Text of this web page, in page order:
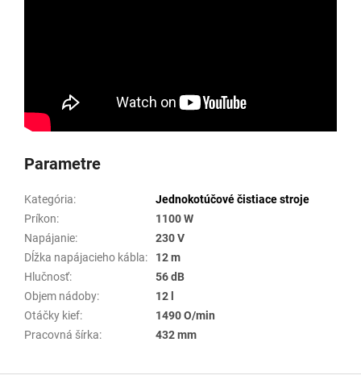
Parametre
Kategória:
Jednokotúčové čistiace stroje
Príkon:
1100 W
Napájanie:
230 V
Dĺžka napájacieho kábla:
12 m
Hlučnosť:
56 dB
Objem nádoby:
12 l
Otáčky kief:
1490 O/min
Pracovná šírka: 432 mm